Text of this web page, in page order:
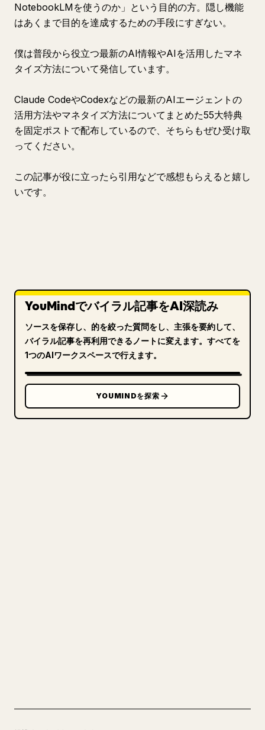
NotebookLMを使うのか」という目的の方。隠し機能
はあくまで目的を達成するための手段にすぎない。
僕は普段から役立つ最新のAI情報やAIを活用したマネ
タイズ方法について発信しています。
Claude CodeやCodexなどの最新のAIエージェントの
活用方法やマネタイズ方法についてまとめた55大特典
を固定ポストで配布しているので、そちらもぜひ受け取
ってください。
この記事が役に立ったら引用などで感想もらえると嬉し
いです。
YouMindでバイラル記事をAI深読み
ソースを保存し、的を絞った質問をし、主張を要約して、
バイラル記事を再利用できるノートに変えます。すべてを
1つのAIワークスペースで行えます。
YOUMINDを探索